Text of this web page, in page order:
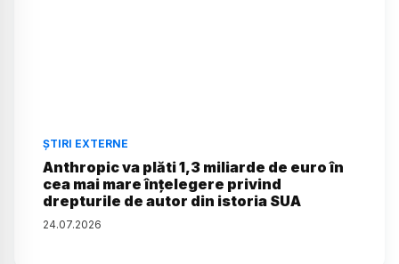
ȘTIRI EXTERNE
Anthropic va plăti 1,3 miliarde de euro în
cea mai mare înțelegere privind
drepturile de autor din istoria SUA
24.07.2026